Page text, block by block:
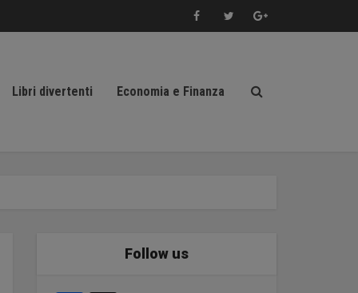
Libri divertenti Economia e Finanza
Follow us